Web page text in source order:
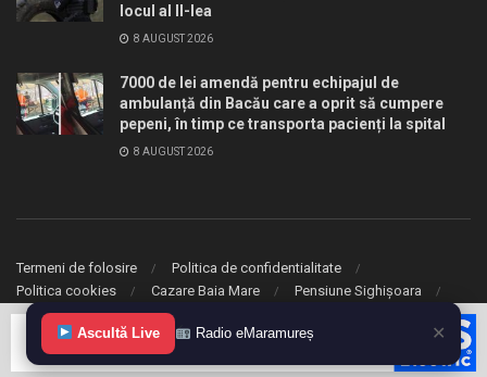
locul al II-lea
8 AUGUST 2026
7000 de lei amendă pentru echipajul de
ambulanță din Bacău care a oprit să cumpere
pepeni, în timp ce transporta pacienți la spital
8 AUGUST 2026
Termeni de folosire
Politica de confidentialitate
Politica cookies
Cazare Baia Mare Pensiune Sighișoara
© 2020 eMaramures. Toate drepturile rezervate.
Ascultă Live Radio eMaramureș ✕